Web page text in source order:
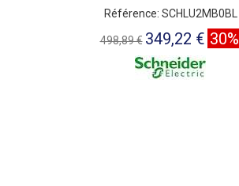
Référence: SCHLU2MB0BL
498,89 € 349,22 € 30%